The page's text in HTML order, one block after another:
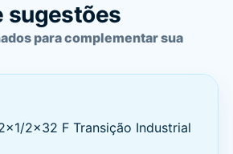
sugestões
para complementar sua